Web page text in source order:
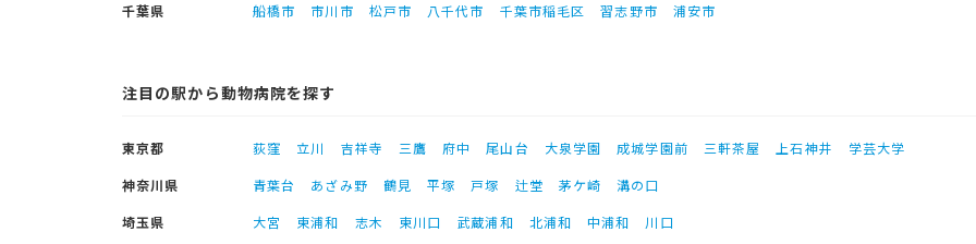
千葉県
船橋市 市川市 松戸市 八千代市 千葉市稲毛区 習志野市 浦安市
注目の駅から動物病院を探す
東京都 荻窪 立川 吉祥寺 三鷹 府中 尾山台 大泉学園 成城学園前 三軒茶屋 上石神井
学芸大学
神奈川県
青葉台 あざみ野 鶴見 平塚 戸塚 辻堂 茅ケ崎
溝の口
埼玉県
大宮 東浦和 志木 東川口 武蔵浦和 北浦和 中浦和
川口